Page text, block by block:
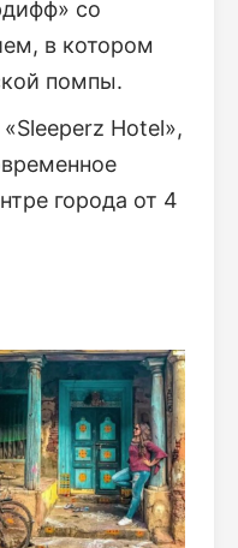
со
в котором
помпы.
Hotel»,
города от 4